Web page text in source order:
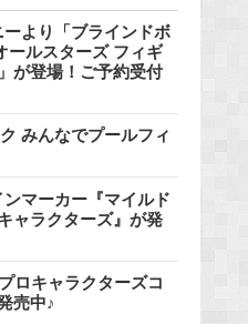
より「ブラインドボ
ールスターズ フィギ
が登場！ご予約受付
みんなでプールフィ
マーカー『マイルド
ャラクターズ』が発
ロキャラクターズコ
売中♪